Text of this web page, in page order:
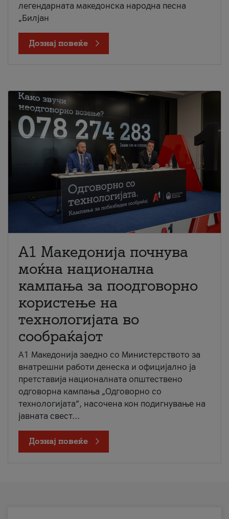
легендарната македонска народна песна
„Билјан
Дознај повеќе
A1 Македонија почнува
моќна национална
кампања за поодговорно
користење на
технологијата во
сообраќајот
A1 Македонија заедно со Министерството за
внатрешни работи денеска и официјално ја
претставија националната општествено
одговорна кампања „Одговорно со
технологијата“, насочена кон подигнување на
јавната свест...
Дознај повеќе